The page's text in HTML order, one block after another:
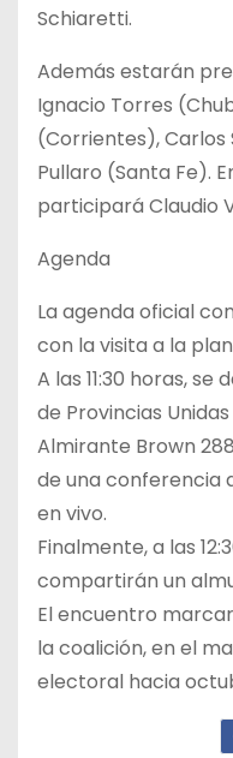
Schiaretti.
Además estarán
Ignacio Torres
(Corrientes), Carlos
Pullaro (Santa Fe).
participará Claudio
Agenda
La agenda oficial
con la visita a la
A las 11:30 horas,
de Provincias
Almirante Brown
de una conferencia
en vivo.
Finalmente, a las
compartirán un
El encuentro
la coalición, en el
electoral hacia